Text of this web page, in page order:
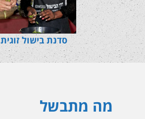
סדנת בישול זוגית
מה מתבשל